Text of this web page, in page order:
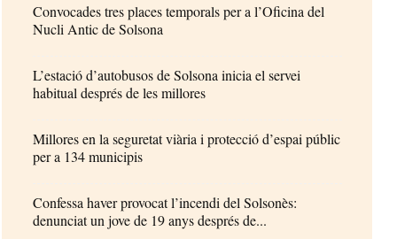
Convocades tres places temporals per a l’Oficina del
Nucli Antic de Solsona
L’estació d’autobusos de Solsona inicia el servei
habitual després de les millores
Millores en la seguretat viària i protecció d’espai públic
per a 134 municipis
Confessa haver provocat l’incendi del Solsonès:
denunciat un jove de 19 anys després de...